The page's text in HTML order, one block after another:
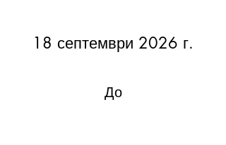
18 септември 2026 г.
До